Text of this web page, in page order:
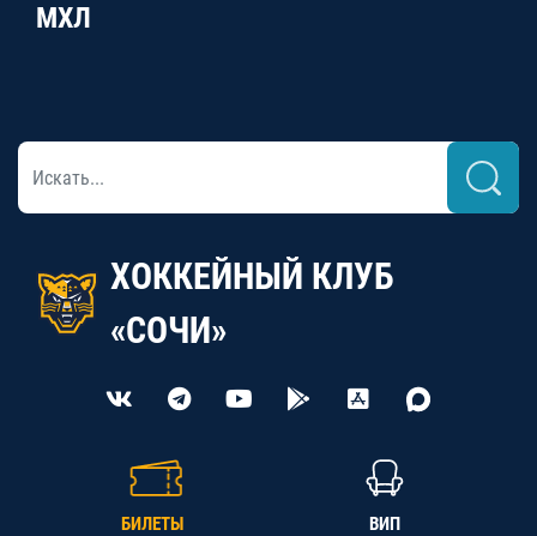
МХЛ
ХОККЕЙНЫЙ КЛУБ
«СОЧИ»
БИЛЕТЫ ВИП